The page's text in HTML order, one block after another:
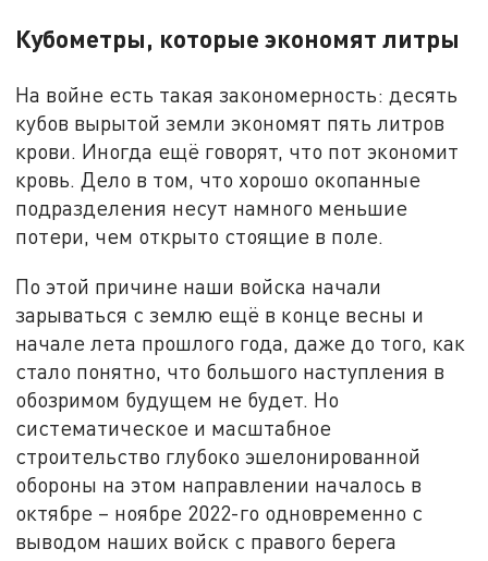
Кубометры, которые экономят литры
На войне есть такая закономерность: десять
кубов вырытой земли экономят пять литров
крови. Иногда ещё говорят, что пот экономит
кровь. Дело в том, что хорошо окопанные
подразделения несут намного меньшие
потери, чем открыто стоящие в поле.
По этой причине наши войска начали
зарываться с землю ещё в конце весны и
начале лета прошлого года, даже до того, как
стало понятно, что большого наступления в
обозримом будущем не будет. Но
систематическое и масштабное
строительство глубоко эшелонированной
обороны на этом направлении началось в
октябре – ноябре 2022-го одновременно с
выводом наших войск с правого берега